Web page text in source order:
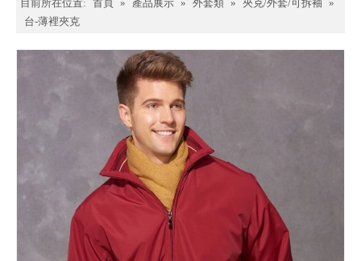
目前所在位置: 首頁 » 產品展示 » 外套類 » 夾克/外套/可拆袖 »
台-薄裡夾克